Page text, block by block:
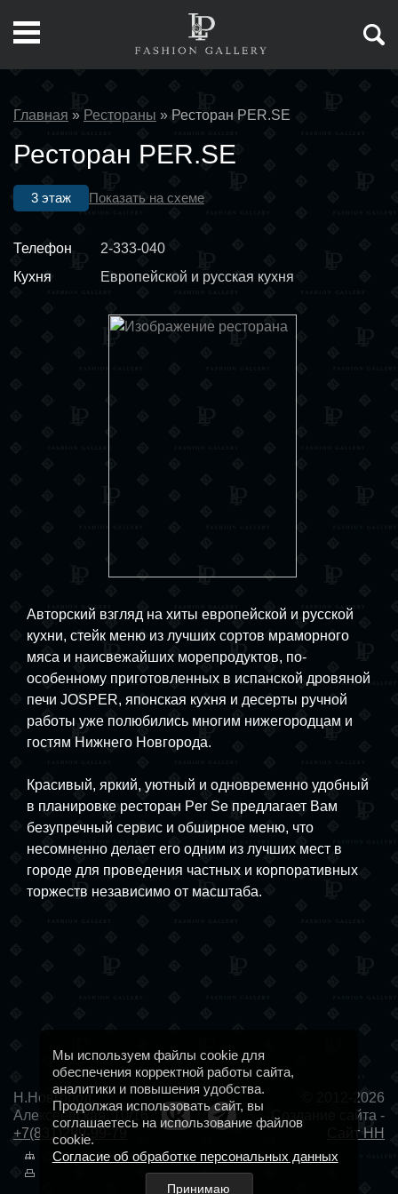
Главная » Рестораны » Ресторан PER.SE
Ресторан PER.SE
3 этаж Показать на схеме
Телефон
2-333-040
Кухня
Европейской и русская кухня
Авторский взгляд на хиты европейской и русской
кухни, стейк меню из лучших сортов мраморного
мяса и наисвежайших морепродуктов, по-
особенному приготовленных в испанской дровяной
печи JOSPER, японская кухня и десерты ручной
работы уже полюбились многим нижегородцам и
гостям Нижнего Новгорода.
Красивый, яркий, уютный и одновременно удобный
в планировке ресторан Per Se предлагает Вам
безупречный сервис и обширное меню, что
несомненно делает его одним из лучших мест в
городе для проведения частных и корпоративных
торжеств независимо от масштаба.
Н.Новгород,
Алексеевская, 10/16
+7(831)299-99-79
© 2012-2026
Создание сайта -
Сайт НН
Мы используем файлы cookie для
обеспечения корректной работы сайта,
аналитики и повышения удобства.
Продолжая использовать сайт, вы
соглашаетесь на использование файлов
cookie.
Согласие об обработке персональных данных
Принимаю